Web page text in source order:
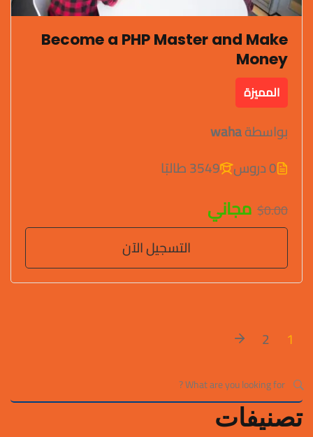
Become a PHP Master and Make
Money
المميزة
بواسطةwaha
0 دروس
3549 طالبًا
$0.00 مجاني
التسجيل الآن
1
2
تصنيفات